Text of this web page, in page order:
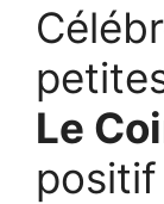
Le
positif